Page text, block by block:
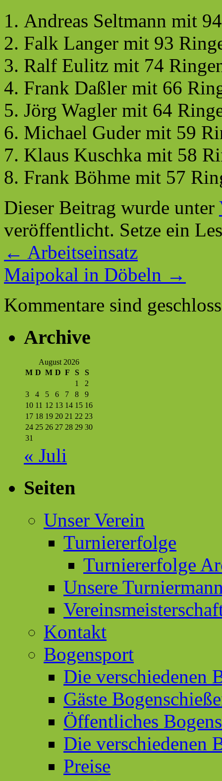
Andreas Seltmann mit
Falk Langer mit 93
Ralf Eulitz mit 74
Frank Daßler mit 66
Jörg Wagler mit 64
Michael Guder mit 59
Klaus Kuschka mit 58
Frank Böhme mit 57
Dieser Beitrag wurde unter
veröffentlicht. Setze ein
← Arbeitseinsatz
Maipokal in Döbeln →
Kommentare sind
Archive
August 2026
M D M D F S
S
1
2
3
4 5 6 7 8
9
10 11 12 13 14 15 16
17 18 19 20 21 22 23
24 25 26 27 28 29 30
31
« Juli
Seiten
Unser Verein
Turniererfolge
Turniererfolge
Unsere
Kontakt
Bogensport
Die verschiedenen
Gäste
Öffentliches
Die verschiedenen
Preise